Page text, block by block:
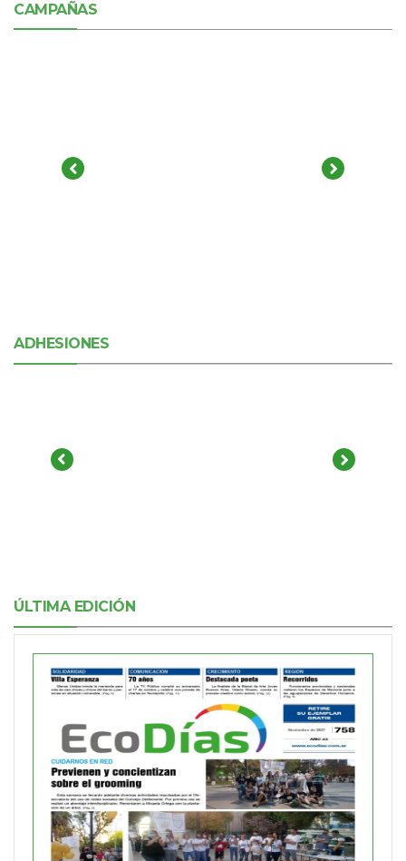
CAMPAÑAS
ADHESIONES
ÚLTIMA EDICIÓN